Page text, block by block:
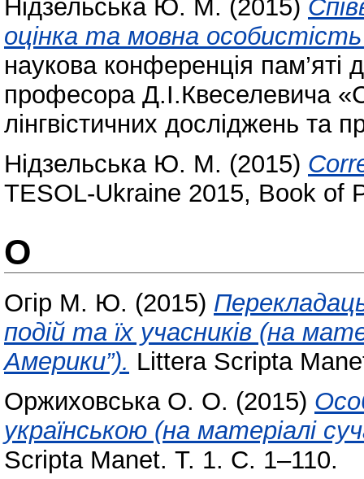
Нідзельська Ю. М. (2015)
оцінка та мовна особистість
наукова конференція пам’яті
професора Д.І.Квеселевича
лінгвістичних досліджень та
Нідзельська Ю. М. (2015)
TESOL-Ukraine 2015, Book of
О
Огір М. Ю. (2015)
подій та їх учасників (на
Америки”). Littera Scripta
Оржиховська О. О. (2015)
українською (на матеріалі
Scripta Manet. Т. 1. С. 1–110.